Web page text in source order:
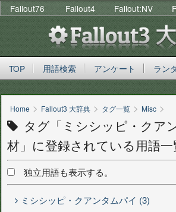
Fallout76 Fallout4 Fallout:NV
TOP 用語検索 アンケート ラン
Home > Fallout3 大辞典 > タグ一覧 > Misc >
タグ「ミシシッピ・クア
材」に登録されている用語一
独立用語も表示する。
ミシシッピ・クアンタムパイ (3)